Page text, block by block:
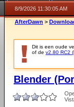
8/9/2026 11:30:05 AM
AfterDawn >
Dit is een oude
of de v2.80 RC2
Blender